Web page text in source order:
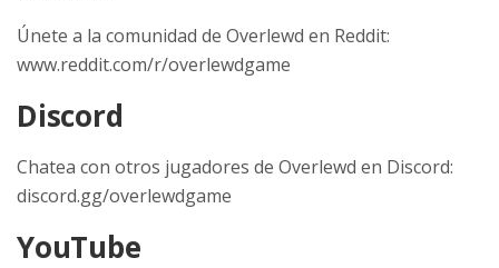
Únete a la comunidad de Overlewd en Reddit:
www.reddit.com/r/overlewdgame
Discord
Chatea con otros jugadores de Overlewd en Discord:
discord.gg/overlewdgame
YouTube